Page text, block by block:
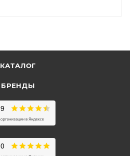
КАТАЛОГ
БРЕНДЫ